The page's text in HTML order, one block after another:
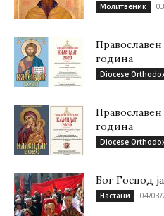
Молитвеник
Православен
година
Diocese
година
Diocese
Бог Господ
Настани 04/03/